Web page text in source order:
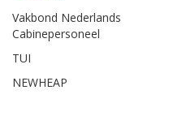
Vakbond Nederlands
Cabinepersoneel
TUI
NEWHEAP